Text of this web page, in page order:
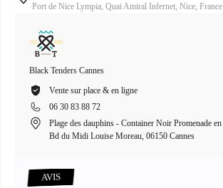
Port de Nice Lympia, Quai Amiral Infernet, Nice, France
Black Tenders Cannes
Vente sur place & en ligne
06 30 83 88 72
Plage des dauphins - Container Noir Promenade
Bd du Midi Louise Moreau, 06150 Cannes
00:18
AVIS